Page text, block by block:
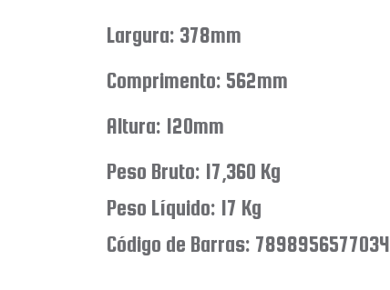
Largura: 378mm
Comprimento: 562mm
Altura: 120mm
Peso Bruto: 17,360 Kg
Peso Líquido: 17 Kg
Código de Barras: 7898956577034